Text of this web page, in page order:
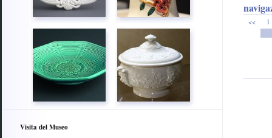
Visita del Museo
<< 1